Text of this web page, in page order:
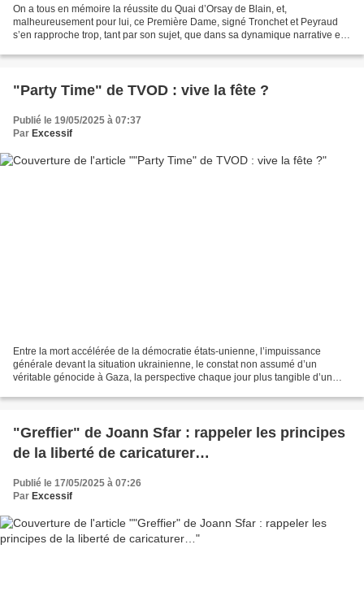
On a tous en mémoire la réussite du Quai d’Orsay de Blain, et,
malheureusement pour lui, ce Première Dame, signé Tronchet et Peyraud
s’en rapproche trop, tant par son sujet, que dans sa dynamique narrative et
"Party Time" de TVOD : vive la fête ?
Publié le 19/05/2025 à 07:37
Par Excessif
Entre la mort accélérée de la démocratie états-unienne, l’impuissance
générale devant la situation ukrainienne, le constat non assumé d’un
véritable génocide à Gaza, la perspective chaque jour plus tangible d’un
"Greffier" de Joann Sfar : rappeler les principes
de la liberté de caricaturer…
Publié le 17/05/2025 à 07:26
Par Excessif